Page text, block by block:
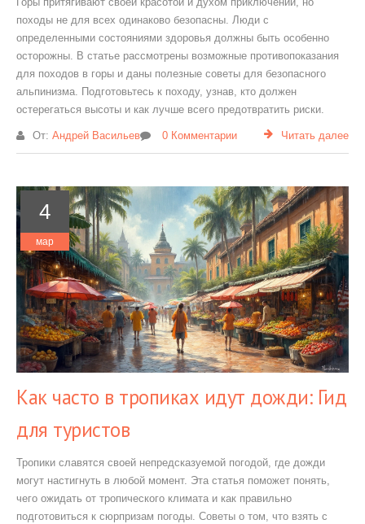
походы не для всех одинаково безопасны. Люди с
определенными состояниями здоровья должны быть особенно
осторожны. В статье рассмотрены возможные противопоказания
для походов в горы и даны полезные советы для безопасного
альпинизма. Подготовьтесь к походу, узнав, кто должен
остерегаться высоты и как лучше всего предотвратить риски.
От: Андрей Васильев 0 Комментарии Читать далее
4
мар
Как часто в тропиках идут дожди: Гид
для туристов
Тропики славятся своей непредсказуемой погодой, где дожди
могут настигнуть в любой момент. Эта статья поможет понять,
чего ожидать от тропического климата и как правильно
подготовиться к сюрпризам погоды. Советы о том, что взять с